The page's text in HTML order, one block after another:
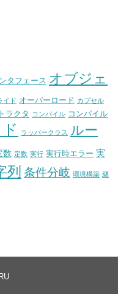
タフェース オブジェ
イド オーバーロード カプセル
ラクタ コンパイル コンパイル
ラッパークラス
ルー
数 定数 実行 実行時エラー 実
列 条件分岐 環境構築 継